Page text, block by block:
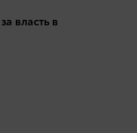
власть в